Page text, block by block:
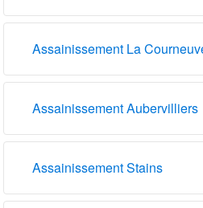
Assainissement La
Assainissement Aubervilliers
Assainissement Stains